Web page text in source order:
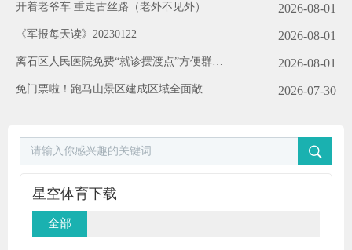
开着老爷车 重走古丝路（老外不见外） 2026-08-01
《军报每天读》20230122 2026-08-01
离石区人民医院免费“就诊摆渡点”方便群众
2026-08-01
免门票啦！跑马山景区建成区域全面敞开
2026-07-30
星空体育下载
全部